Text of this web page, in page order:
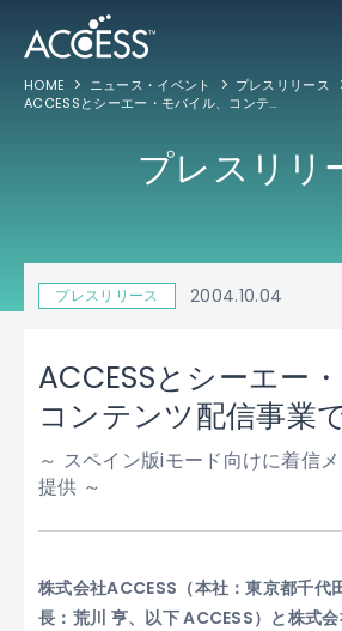
HOME ニュース・イベント
プレスリリース
ACCESSとシーエー・モバイル、コンテンツ配信事業で提携
プレスリリ
プレスリリース 2004.10.04
ACCESSとシーエー
コンテンツ配信事業
～ スペイン版iモード向けに着信
提供 ～
株式会社ACCESS（本社：東京都千代
長：荒川 亨、以下 ACCESS）と株式